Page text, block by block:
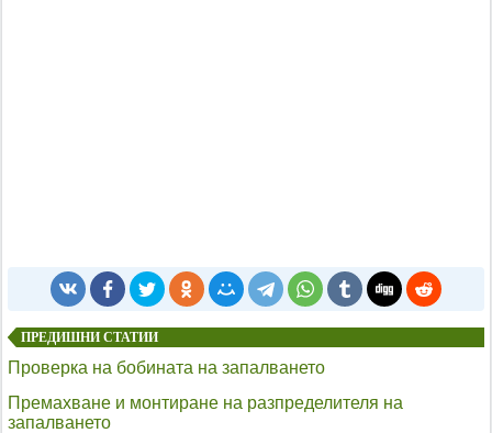
ПРЕДИШНИ СТАТИИ
Проверка на бобината на запалването
Премахване и монтиране на разпределителя на
запалването